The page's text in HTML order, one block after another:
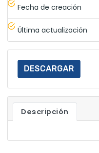
Fecha de creación
Última actualización
DESCARGAR
Descripción